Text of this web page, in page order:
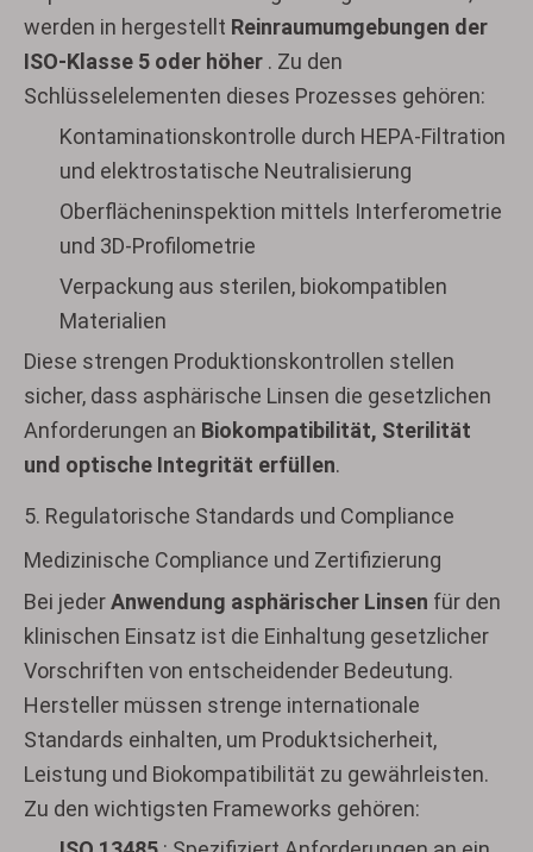
werden in hergestellt Reinraumumgebungen der
ISO-Klasse 5 oder höher . Zu den
Schlüsselelementen dieses Prozesses gehören:
Kontaminationskontrolle durch HEPA-Filtration
und elektrostatische Neutralisierung
Oberflächeninspektion mittels Interferometrie
und 3D-Profilometrie
Verpackung aus sterilen, biokompatiblen
Materialien
Diese strengen Produktionskontrollen stellen
sicher, dass asphärische Linsen die gesetzlichen
Anforderungen an Biokompatibilität, Sterilität
und optische Integrität erfüllen.
5. Regulatorische Standards und Compliance
Medizinische Compliance und Zertifizierung
Bei jederAnwendung asphärischer Linsen für den
klinischen Einsatz ist die Einhaltung gesetzlicher
Vorschriften von entscheidender Bedeutung.
Hersteller müssen strenge internationale
Standards einhalten, um Produktsicherheit,
Leistung und Biokompatibilität zu gewährleisten.
Zu den wichtigsten Frameworks gehören: